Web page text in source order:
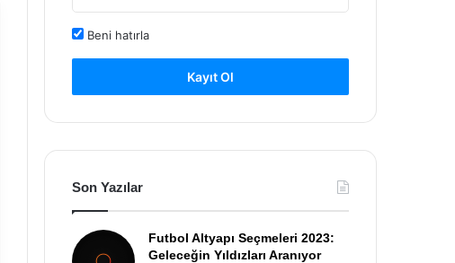
Beni hatırla
Kayıt Ol
Son Yazılar
Futbol Altyapı Seçmeleri 2023:
Geleceğin Yıldızları Aranıyor